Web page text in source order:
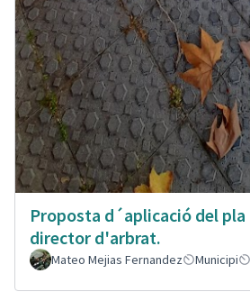
Proposta d´aplicació del pla
director d'arbrat.
Mateo Mejias Fernandez Municipi